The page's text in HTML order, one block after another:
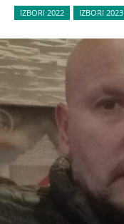
IZBORI 2022 IZBORI 2023